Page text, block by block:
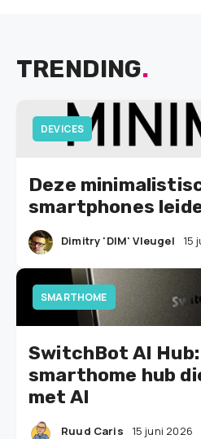
TRENDING.
DEVICES
Deze
smartphones
Dimitry 'DIM' Vleugel 15
SMARTHOME
SwitchBot AI
smarthome hub
met AI
Ruud Caris 15 juni 2026